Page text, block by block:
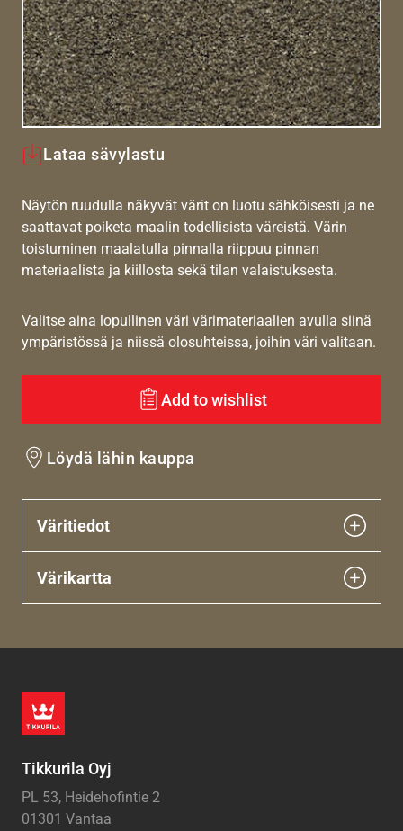
Lataa sävylastu
Näytön ruudulla näkyvät värit on luotu sähköisesti ja ne
saattavat poiketa maalin todellisista väreistä. Värin
toistuminen maalatulla pinnalla riippuu pinnan
materiaalista ja kiillosta sekä tilan valaistuksesta.
Valitse aina lopullinen väri värimateriaalien avulla siinä
ympäristössä ja niissä olosuhteissa, joihin väri valitaan.
Add to wishlist
Löydä lähin kauppa
Väritiedot
Värikartta
Tikkurila Oyj
PL 53, Heidehofintie 2
01301 Vantaa